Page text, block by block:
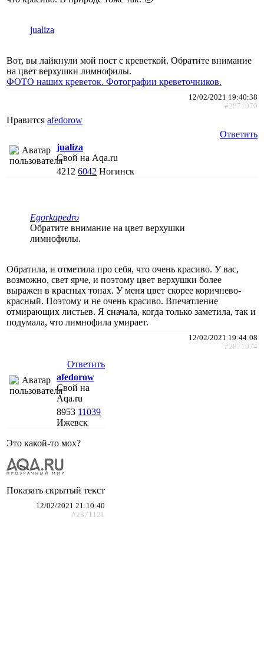
jualiza
Вот, вы лайкнули мой пост с креветкой. Обратите внимание
на цвет верхушки лимнофилы.
ФОТО наших креветок. Фотографии креветочников.
12/02/2021 19:40:38
#2871070
Нравится afedorow
Ответить
jualiza
Свой на Aqa.ru
4212 6042 Ногинск
Egorkapedro
Обратите внимание на цвет верхушки
лимнофилы.
Обратила, и отметила про себя, что очень красиво. У вас,
возможно, свет ярче, и поэтому цвет верхушки более
выражен в красных тонах. У меня цвет скорее коричнево-
красный. Поэтому и не очень красиво. Впечатление
отмирающих листьев. Я сначала, когда только заметила, так и
подумала, что лимнофила умирает.
12/02/2021 19:44:08
#2871074
Ответить
afedorow
Свой на
Aqa.ru
8953 11039
Ижевск
Это какой-то мох?
Показать скрытый текст
12/02/2021 21:10:40
#2871121